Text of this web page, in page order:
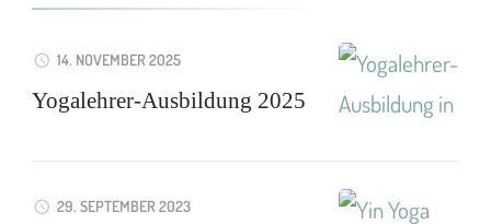
14. NOVEMBER 2025
Yogalehrer-Ausbildung 2025
29. SEPTEMBER 2023